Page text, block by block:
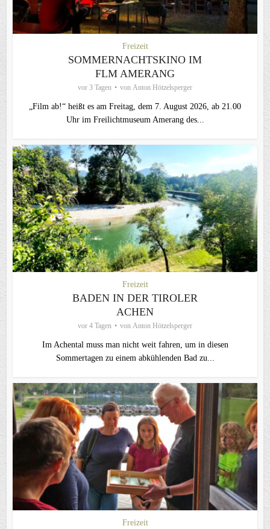
Freizeit
SOMMERNACHTSKINO IM
FLM AMERANG
vor 3 Tagen von Anton Hötzelsperger
„Film ab!“ heißt es am Freitag, dem 7. August 2026, ab 21.00
Uhr im Freilichtmuseum Amerang des...
Freizeit
BADEN IN DER TIROLER
ACHEN
vor 4 Tagen von Anton Hötzelsperger
Im Achental muss man nicht weit fahren, um in diesen
Sommertagen zu einem abkühlenden Bad zu...
Freizeit